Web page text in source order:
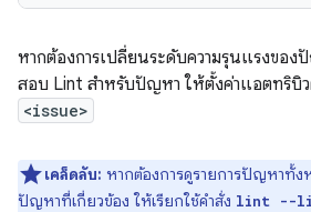
หากต้องการเปลี่ยนระดับความรุนแรงของ
สอบ Lint สำหรับปัญหา ให้ตั้งค่าแอตทริบิ
<issue>
เคล็ดลับ: หากต้องการดูรายการปัญหาทั้
ปัญหาที่เกี่ยวข้อง ให้เรียกใช้คำสั่ง lint --